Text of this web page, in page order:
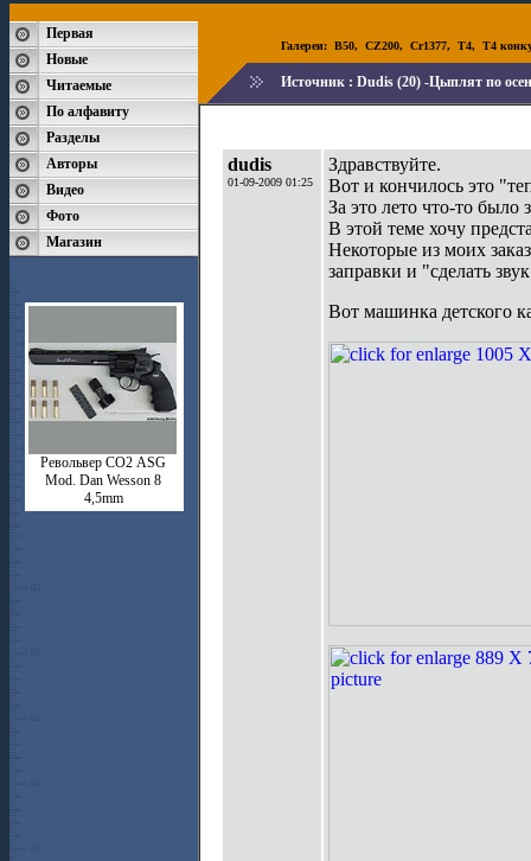
Первая
Новые
Читаемые
По алфавиту
Разделы
Авторы
Видео
Фото
Магазин
Револьвер СО2 ASG
Mod. Dan Wesson 8
4,5mm
Галереи: B50, CZ200, Cr1377, T4, T4
Источник : Dudis (20) -Цыплят по
dudis
01-09-2009 01:25
Здравствуйте.
Вот и кончилось это
За это лето что-то было
В этой теме хочу
Некоторые из моих
заправки и "сделать
Вот машинка детского